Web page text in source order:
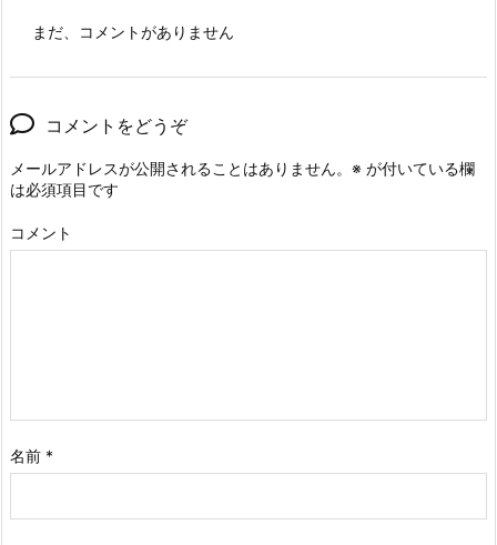
まだ、コメントがありません
コメントをどうぞ
メールアドレスが公開されることはありません。 ※ が付いている欄
は必須項目です
コメント
名前 *